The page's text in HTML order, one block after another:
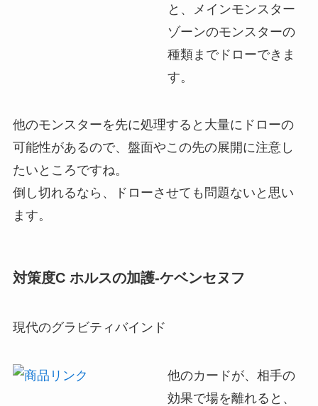
と、メインモンスター
ゾーンのモンスターの
種類までドローできま
す。
他のモンスターを先に処理すると大量にドローの
可能性があるので、盤面やこの先の展開に注意し
たいところですね。
倒し切れるなら、ドローさせても問題ないと思い
ます。
対策度C ホルスの加護-ケベンセヌフ
現代のグラビティバインド
他のカードが、相手の
効果で場を離れると、